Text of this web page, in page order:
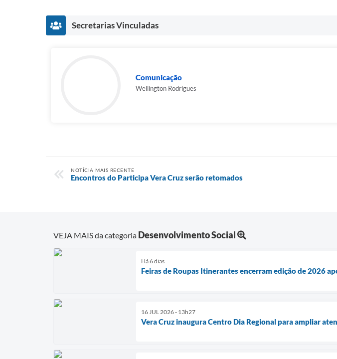
Secretarias Vinculadas
Comunicação
Wellington Rodrigues
NOTÍCIA MAIS RECENTE
Encontros do Participa Vera Cruz serão retomados
VEJA MAIS da categoria Desenvolvimento Social
Há 6 dias
Feiras de Roupas Itinerantes encerram edição de 2026
16 JUL 2026 - 13h27
Vera Cruz inaugura Centro Dia Regional para ampliar